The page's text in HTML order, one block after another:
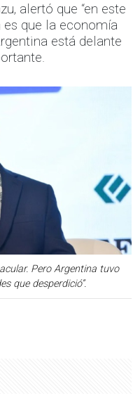
alertó que “en este
que la economía
está delante
Pero Argentina tuvo
que desperdició”.